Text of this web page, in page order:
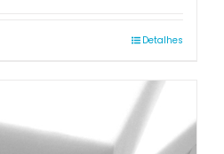
Detalhes